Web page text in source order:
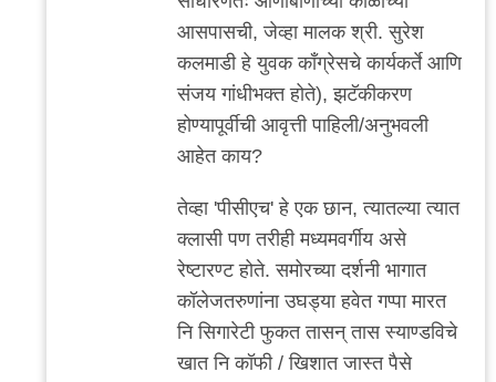
काही
वेळा.
पण
लहान
by
ढेरे
आसपासची, जेव्हा मालक श्री. सुरेश
कलमाडी हे युवक काँग्रेसचे कार्यकर्ते आणि
संजय गांधीभक्त होते), झटॅकीकरण
होण्यापूर्वीची आवृत्ती पाहिली/अनुभवली
आहेत काय?
तेव्हा 'पीसीएच' हे एक छान, त्यातल्या त्यात
क्लासी पण तरीही मध्यमवर्गीय असे
रेष्टारण्ट होते. समोरच्या दर्शनी भागात
कॉलेजतरुणांना उघड्या हवेत गप्पा मारत
नि सिगारेटी फुकत तासन् तास स्याण्डविचे
खात नि कॉफी / खिशात जास्त पैसे